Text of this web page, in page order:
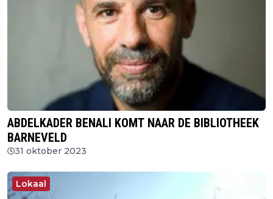
ABDELKADER BENALI KOMT NAAR DE BIBLIOTHEEK
BARNEVELD
31 oktober 2023
Lokaal